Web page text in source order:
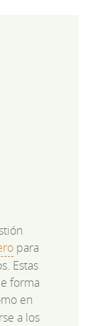
para
Estas
forma
en
a los